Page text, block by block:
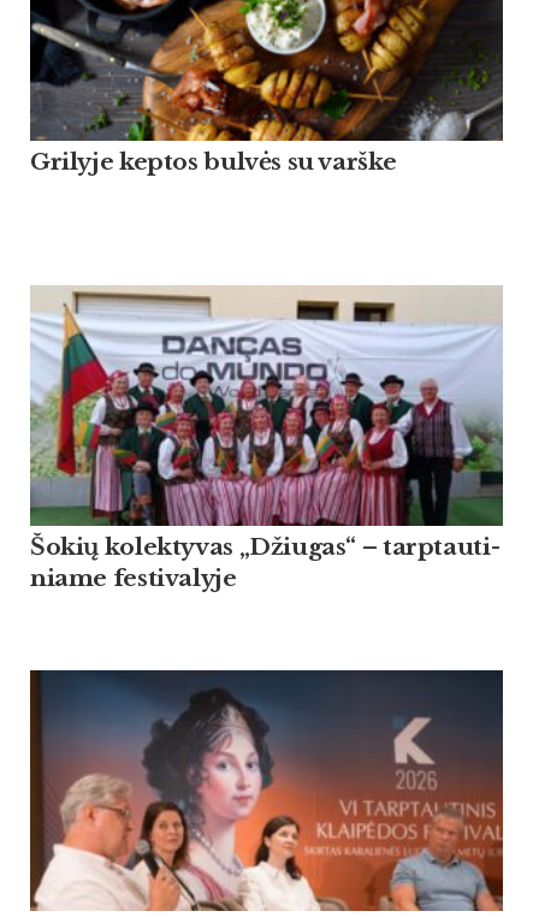
Grilyje keptos bulvės su varške
Šo­kių ko­lek­ty­vas „Džiu­gas“ – tarp­tau­ti­
nia­me fes­ti­va­ly­je